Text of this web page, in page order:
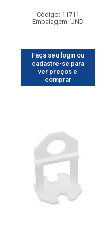
Código: 11711
Embalagem: UND
Faça seu login ou
cadastre-se para
ver preços e
comprar